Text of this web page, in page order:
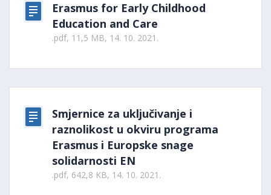
Erasmus for Early Childhood
Education and Care
.pdf, 11,5 MB, 14. 10. 2021.
Smjernice za uključivanje i
raznolikost u okviru programa
Erasmus i Europske snage
solidarnosti EN
.pdf, 642,8 KB, 14. 10. 2021.